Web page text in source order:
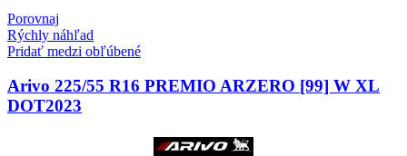
Porovnaj
Rýchly náhľad
Pridať medzi obľúbené
Arivo 225/55 R16 PREMIO ARZERO [99] W XL
DOT2023